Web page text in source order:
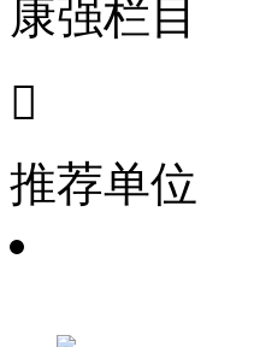
康强栏目

推荐单位